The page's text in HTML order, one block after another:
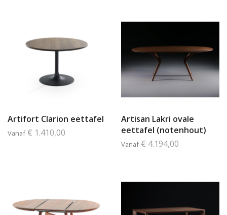
Artifort Clarion eettafel
Vanaf € 1.410,00
Artisan Lakri ovale
eettafel (notenhout)
Vanaf € 4.194,00